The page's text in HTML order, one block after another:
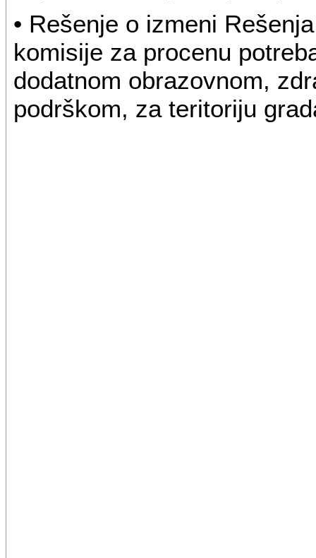
• Rešenje o izmeni
komisije za procenu
dodatnom obrazovnom,
podrškom, za teritoriju